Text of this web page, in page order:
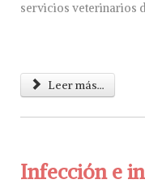
servicios veterinarios
Leer más...
Infección e